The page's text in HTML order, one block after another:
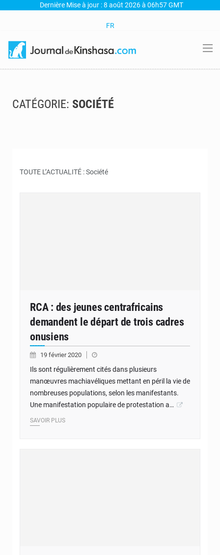
Dernière Mise à jour : 8 août 2026 à 06h57 GMT
FR
CATÉGORIE: SOCIÉTÉ
TOUTE L’ACTUALITÉ : Société
RCA : des jeunes centrafricains
demandent le départ de trois cadres
onusiens
19 février 2020
Ils sont régulièrement cités dans plusieurs
manœuvres machiavéliques mettant en péril la vie de
nombreuses populations, selon les manifestants.
Une manifestation populaire de protestation a…
SAVOIR PLUS